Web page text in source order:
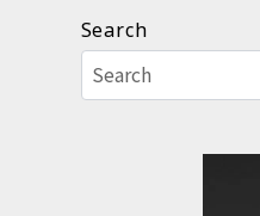
Search